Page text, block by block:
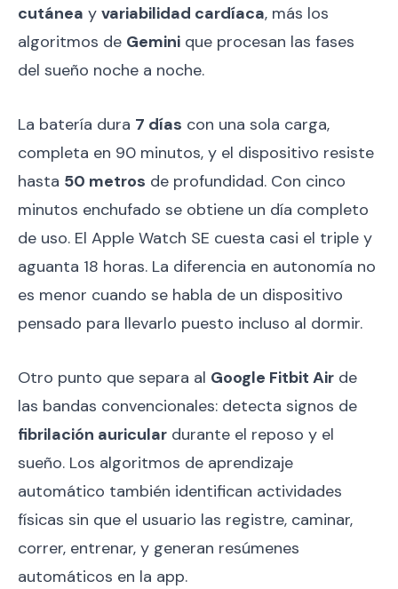
cutánea y variabilidad cardíaca, más los
algoritmos de Gemini que procesan las fases
del sueño noche a noche.
La batería dura 7 días con una sola carga,
completa en 90 minutos, y el dispositivo resiste
hasta 50 metros de profundidad. Con cinco
minutos enchufado se obtiene un día completo
de uso. El Apple Watch SE cuesta casi el triple y
aguanta 18 horas. La diferencia en autonomía no
es menor cuando se habla de un dispositivo
pensado para llevarlo puesto incluso al dormir.
Otro punto que separa al Google Fitbit Air de
las bandas convencionales: detecta signos de
fibrilación auricular durante el reposo y el
sueño. Los algoritmos de aprendizaje
automático también identifican actividades
físicas sin que el usuario las registre, caminar,
correr, entrenar, y generan resúmenes
automáticos en la app.